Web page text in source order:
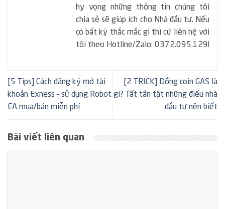
hy vọng những thông tin chúng tôi
chia sẻ sẽ giúp ích cho Nhà đầu tư. Nếu
có bất kỳ thắc mắc gì thì cứ liên hệ với
tôi theo Hotline/Zalo: 0372.095.129!
[5 Tips] Cách đăng ký mở tài
khoản Exness – sử dụng Robot
EA mua/bán miễn phí
[2 TRICK] Đồng coin GAS là
gì? Tất tần tật những điều nhà
đầu tư nên biết
Bài viết liên quan